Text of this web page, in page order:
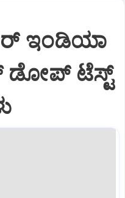
ಇಂಡಿಯಾ
ಡೋಪ್‌ ಟೆಸ್ಟ್‌